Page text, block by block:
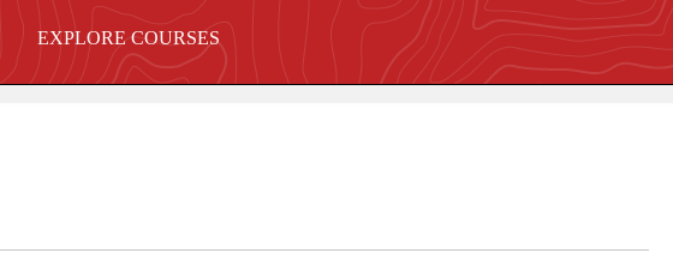
EXPLORE COURSES